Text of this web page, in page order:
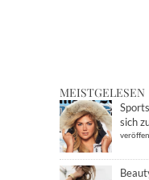
MEISTGELESEN
sich